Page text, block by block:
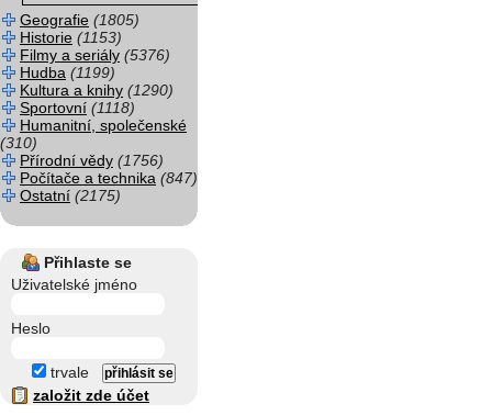
Geografie (1805)
Historie (1153)
Filmy a seriály (5376)
Hudba (1199)
Kultura a knihy (1290)
Sportovní (1118)
Humanitní, společenské
(310)
Přírodní vědy (1756)
Počítače a technika (847)
Ostatní (2175)
Přihlaste se
Uživatelské jméno
Heslo
trvale
založit zde účet